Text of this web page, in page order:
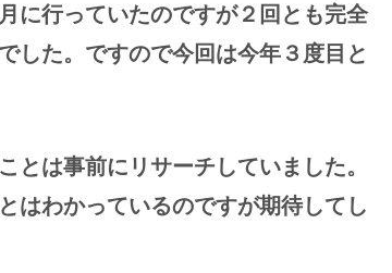
に行っていたのですが２回とも完全
した。ですので今回は今年３度目と
とは事前にリサーチしていました。
はわかっているのですが期待してし